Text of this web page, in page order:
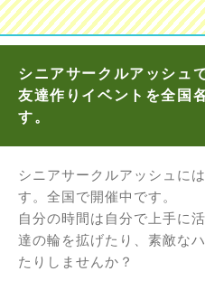
シニアサークルアッシュ
友達作りイベントを全国
す。
シニアサークルアッシュに
す。全国で開催中です。
自分の時間は自分で上手に
達の輪を拡げたり、素敵な
たりしませんか？